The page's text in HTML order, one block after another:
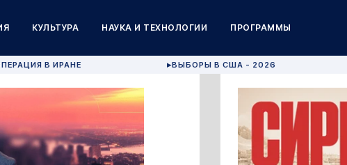
КУЛЬТУРА НАУКА И ТЕХНОЛОГИИ ПРОГРАММЫ
В ИРАНЕ ▶ВЫБОРЫ В США - 2026